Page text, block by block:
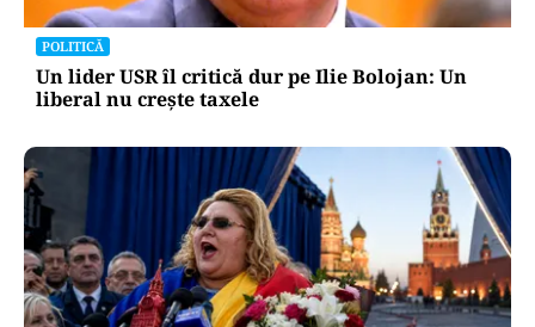
POLITICĂ
Un lider USR îl critică dur pe Ilie Bolojan: Un
liberal nu crește taxele